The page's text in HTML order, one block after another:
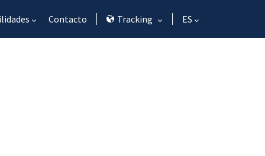
Contacto Tracking ES